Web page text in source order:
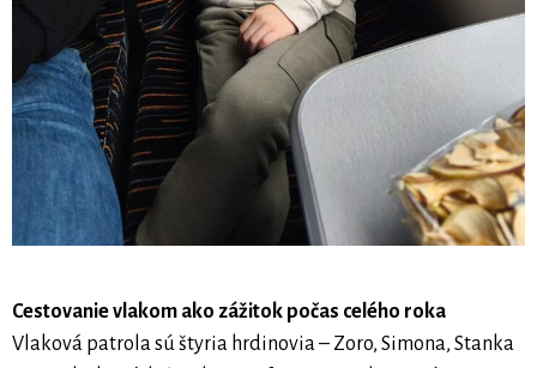
Cestovanie vlakom ako zážitok počas celého roka
Vlaková patrola sú štyria hrdinovia – Zoro, Simona, Stanka